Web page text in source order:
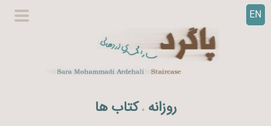
EN
روزانه . کتاب ها